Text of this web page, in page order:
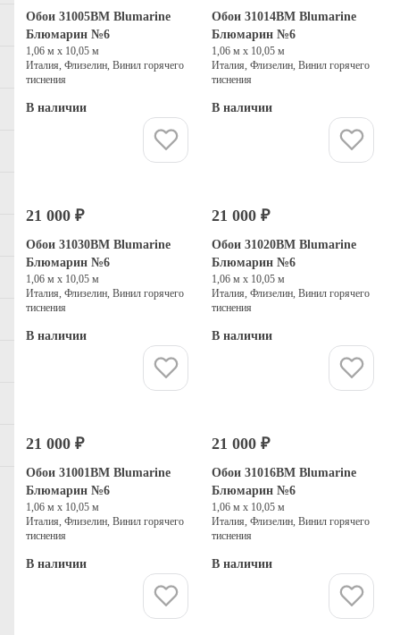
Обои 31005BM Blumarine
Блюмарин №6
1,06 м х 10,05 м
Италия, Флизелин, Винил горячего
тиснения
В наличии
Обои 31014BM Blumarine
Блюмарин №6
1,06 м х 10,05 м
Италия, Флизелин, Винил горячего
тиснения
В наличии
21 000 ₽
Обои 31030BM Blumarine
Блюмарин №6
1,06 м х 10,05 м
Италия, Флизелин, Винил горячего
тиснения
В наличии
21 000 ₽
Обои 31020BM Blumarine
Блюмарин №6
1,06 м х 10,05 м
Италия, Флизелин, Винил горячего
тиснения
В наличии
21 000 ₽
Обои 31001BM Blumarine
Блюмарин №6
1,06 м х 10,05 м
Италия, Флизелин, Винил горячего
тиснения
В наличии
21 000 ₽
Обои 31016BM Blumarine
Блюмарин №6
1,06 м х 10,05 м
Италия, Флизелин, Винил горячего
тиснения
В наличии